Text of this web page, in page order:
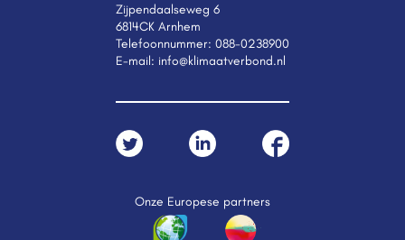
Zijpendaalseweg 6
6814CK Arnhem
Telefoonnummer: 088-0238900
E-mail: info@klimaatverbond.nl
Onze Europese partners